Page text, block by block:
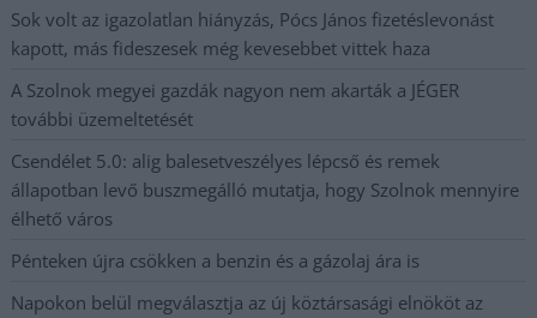
Sok volt az igazolatlan hiányzás, Pócs János fizetéslevonást
kapott, más fideszesek még kevesebbet vittek haza
A Szolnok megyei gazdák nagyon nem akarták a JÉGER
további üzemeltetését
Csendélet 5.0: alig balesetveszélyes lépcső és remek
állapotban levő buszmegálló mutatja, hogy Szolnok mennyire
élhető város
Pénteken újra csökken a benzin és a gázolaj ára is
Napokon belül megválasztja az új köztársasági elnököt az